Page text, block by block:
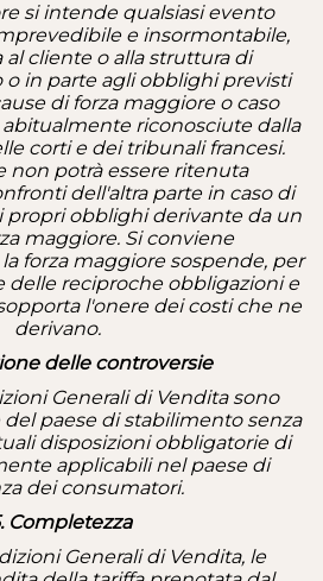
si intende qualsiasi evento
e insormontabile,
cliente o alla struttura di
in parte agli obblighi previsti
di forza maggiore o caso
riconosciute dalla
corti e dei tribunali francesi.
non potrà essere ritenuta
dell'altra parte in caso di
obblighi derivante da un
maggiore. Si conviene
forza maggiore sospende, per
delle reciproche obbligazioni e
l'onere dei costi che ne
derivano.
delle controversie
Generali di Vendita sono
paese di stabilimento senza
disposizioni obbligatorie di
applicabili nel paese di
dei consumatori.
Completezza
Generali di Vendita, le